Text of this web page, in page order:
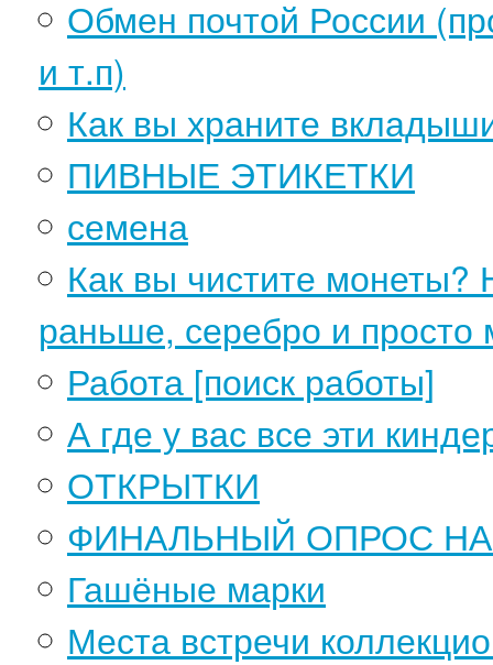
Обмен почтой России
и т.п)
Как вы храните
ПИВНЫЕ ЭТИКЕТКИ
семена
Как вы чистите
раньше, серебро и просто
Работа [поиск работы]
А где у вас все эти
ОТКРЫТКИ
ФИНАЛЬНЫЙ ОПРОС
Гашёные марки
Места встречи